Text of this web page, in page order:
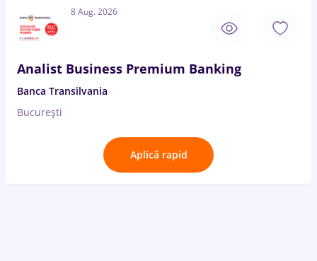
8 Aug. 2026
Analist Business Premium Banking
Banca Transilvania
București
Aplică rapid